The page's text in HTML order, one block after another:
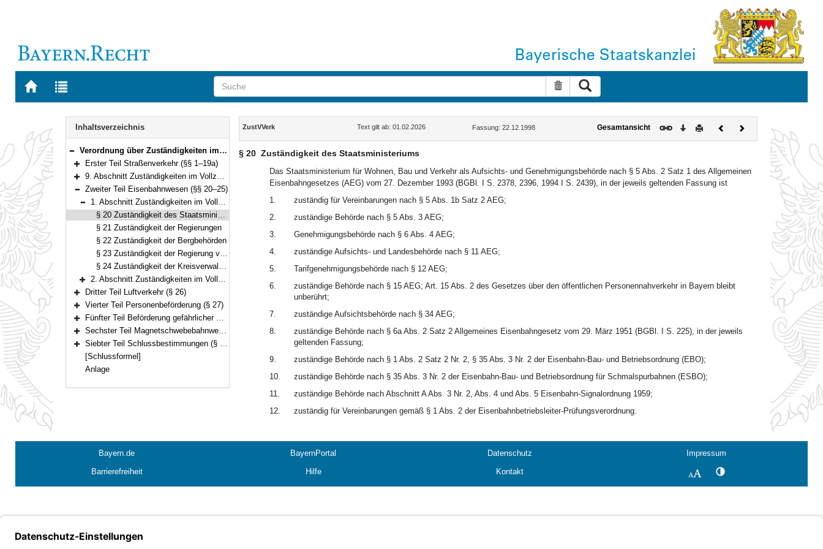
Zur
BAYERN.RECHT
Zur
letzten
Suche zurücksetzen
Navigation
Inhaltsverzeichnis
Bereich reduzieren
Verordnung über Zuständigkeiten im Verkehrswesen (ZustVVerk) Vom 22. Dezember 1998 (GVBl. S. 1025) BayRS 9210-2-I/B (§§ 1–31)
Bereich erweitern
Erster Teil Straßenverkehr (§§ 1–19a)
Bereich erweitern
9. Abschnitt Zuständigkeiten im Vollzug der Straßenverkehr-Fernlenk-Verordnung (StVFernLV) (§ 19b)
Bereich reduzieren
Zweiter Teil Eisenbahnwesen (§§ 20–25)
Bereich reduzieren
1. Abschnitt Zuständigkeiten im Vollzug des Eisenbahnrechts (§§ 20–24)
§ 20 Zuständigkeit des Staatsministeriums
§ 21 Zuständigkeit der Regierungen
§ 22 Zuständigkeit der Bergbehörden
§ 23 Zuständigkeit der Regierung von Oberbayern und der Regierung von Mittelfranken
§ 24 Zuständigkeit der Kreisverwaltungsbehörden
Bereich erweitern
2. Abschnitt Zuständigkeiten im Vollzug des Eisenbahnkreuzungsgesetzes (§ 25)
Bereich erweitern
Dritter Teil Luftverkehr (§ 26)
Bereich erweitern
Vierter Teil Personenbeförderung (§ 27)
Bereich erweitern
Fünfter Teil Beförderung gefährlicher Güter (§§ 28–29)
Bereich erweitern
Sechster Teil Magnetschwebebahnwesen (§ 30)
Bereich erweitern
Siebter Teil Schlussbestimmungen (§ 31)
[Schlussformel]
Anlage
Inhalt
ZustVVerk Text gilt ab: 01.02.2026 Fassung: 22.12.1998 Gesamtansicht Download
DruckenVorherigesNächstes
Dokument
§ 20 Zuständigkeit des Staatsministeriums
Das Staatsministerium für Wohnen, Bau und Verkehr als Aufsichts- und Genehmigungsbehörde nach § 5 Abs. 2 Satz 1 des Allgemeinen
Eisenbahngesetzes (AEG) vom 27. Dezember 1993 (BGBl. I S. 2378, 2396, 1994 I S. 2439), in der jeweils geltenden Fassung ist
1.
zuständig für Vereinbarungen nach § 5 Abs. 1b Satz 2 AEG;
2.
zuständige Behörde nach § 5 Abs. 3 AEG;
3.
Genehmigungsbehörde nach § 6 Abs. 4 AEG;
4.
zuständige Aufsichts- und Landesbehörde nach § 11 AEG;
5.
Tarifgenehmigungsbehörde nach § 12 AEG;
6.
zuständige Behörde nach § 15 AEG; Art. 15 Abs. 2 des Gesetzes über den öffentlichen Personennahverkehr in Bayern bleibt
unberührt;
7.
zuständige Aufsichtsbehörde nach § 34 AEG;
8.
zuständige Behörde nach § 6a Abs. 2 Satz 2 Allgemeines Eisenbahngesetz vom 29. März 1951 (BGBl. I S. 225), in der jeweils
geltenden Fassung;
9.
zuständige Behörde nach § 1 Abs. 2 Satz 2 Nr. 2, § 35 Abs. 3 Nr. 2 der Eisenbahn-Bau- und Betriebsordnung (EBO);
10.
zuständige Behörde nach § 35 Abs. 3 Nr. 2 der Eisenbahn-Bau- und Betriebsordnung für Schmalspurbahnen (ESBO);
11.
zuständige Behörde nach Abschnitt A Abs. 3 Nr. 2, Abs. 4 und Abs. 5 Eisenbahn-Signalordnung 1959;
12.
zuständig für Vereinbarungen gemäß § 1 Abs. 2 der Eisenbahnbetriebsleiter-Prüfungsverordnung.
Bayern.de BayernPortal Datenschutz
Impressum
Barrierefreiheit
Hilfe Kontakt SchriftgrößeKontrastwechsel